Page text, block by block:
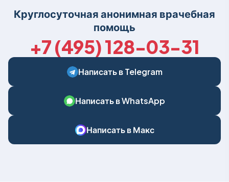
Круглосуточная анонимная врачебная
помощь
+7 (495) 128-03-31
Написать в Telegram
Написать в WhatsApp
Написать в Макс